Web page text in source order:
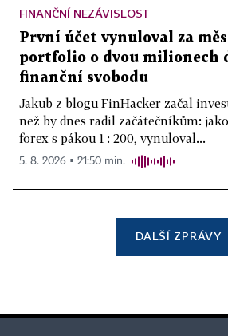
FINANČNÍ NEZÁVISLOST
První účet vynuloval za
portfolio o dvou milionech
finanční svobodu
Jakub z blogu FinHacker začal
než by dnes radil začátečníkům:
forex s pákou 1 : 200, vynuloval...
5. 8. 2026 ▪ 21:50 min.
DALŠÍ ZPRÁVY